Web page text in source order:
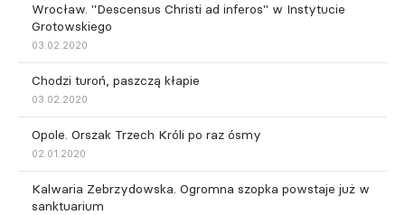
Wrocław. "Descensus Christi ad inferos" w Instytucie
Grotowskiego
03.02.2020
Chodzi turoń, paszczą kłapie
03.02.2020
Opole. Orszak Trzech Króli po raz ósmy
02.01.2020
Kalwaria Zebrzydowska. Ogromna szopka powstaje już w
sanktuarium